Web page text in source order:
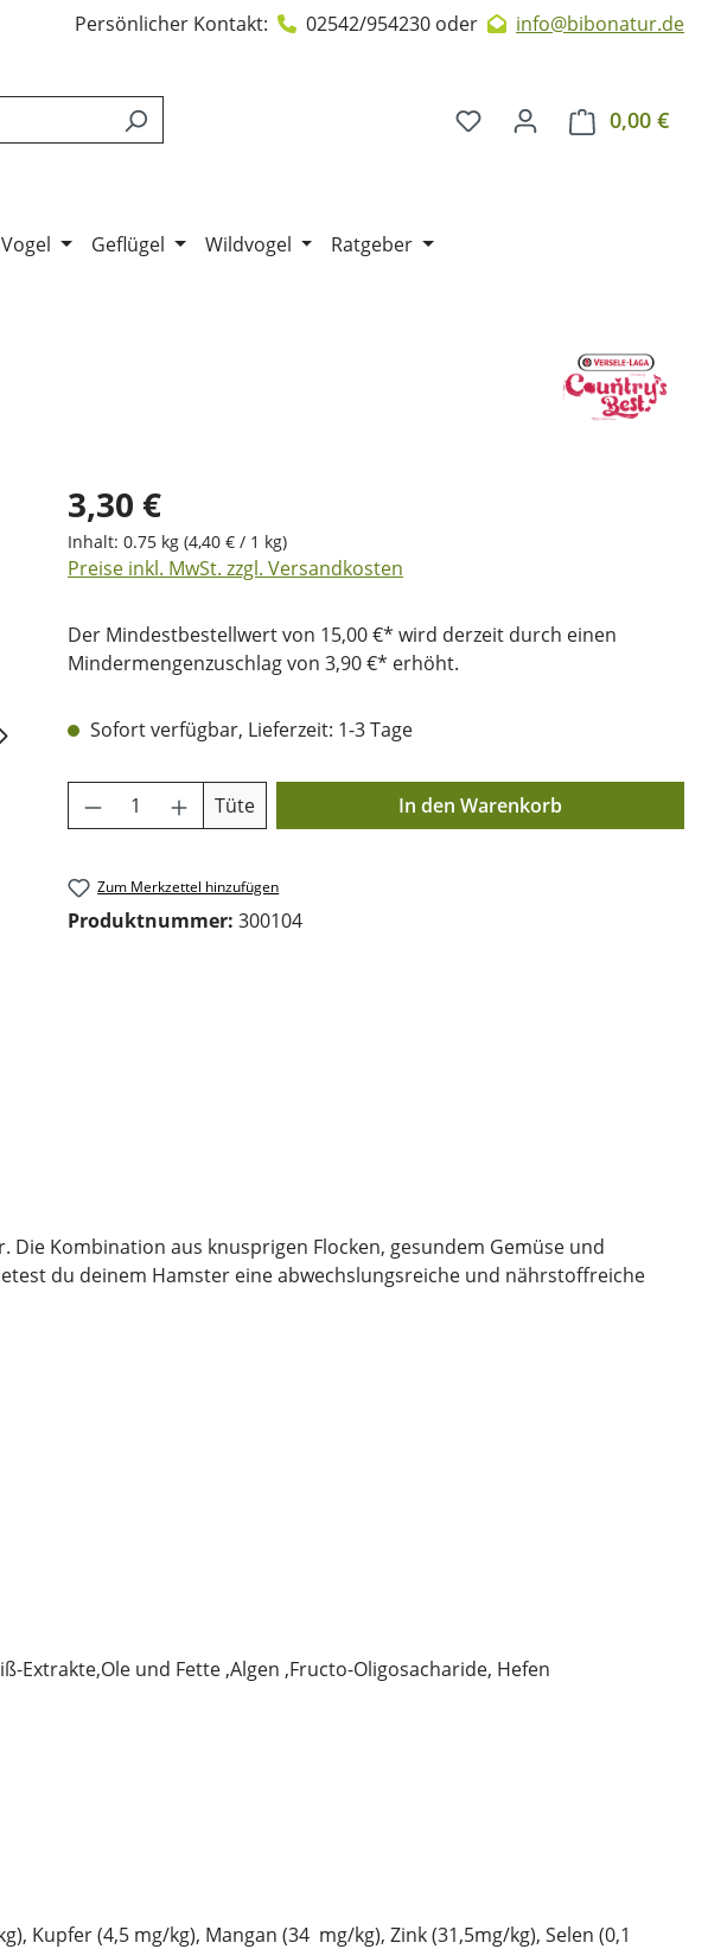
Persönlicher Kontakt: 02542/954230 oder info@bibonatur.de
0,00 €
Vogel Geflügel Wildvogel Ratgeber
3,30 €
Inhalt: 0.75 kg (4,40 € / 1 kg)
Preise inkl. MwSt. zzgl. Versandkosten
Der Mindestbestellwert von 15,00 €* wird derzeit durch einen
Mindermengenzuschlag von 3,90 €* erhöht.
Sofort verfügbar, Lieferzeit: 1-3 Tage
Produkt Anzahl: Gib den gewünschten Wert
Tüte In den Warenkorb
Zum Merkzettel hinzufügen
Produktnummer: 300104
Kombination aus knusprigen Flocken, gesundem Gemüse und
du deinem Hamster eine abwechslungsreiche und nährstoffreiche
Extrakte,Ole und Fette ,Algen ,Fructo-Oligosacharide, Hefen
Kupfer (4,5 mg/kg), Mangan (34 mg/kg), Zink (31,5mg/kg), Selen (0,1